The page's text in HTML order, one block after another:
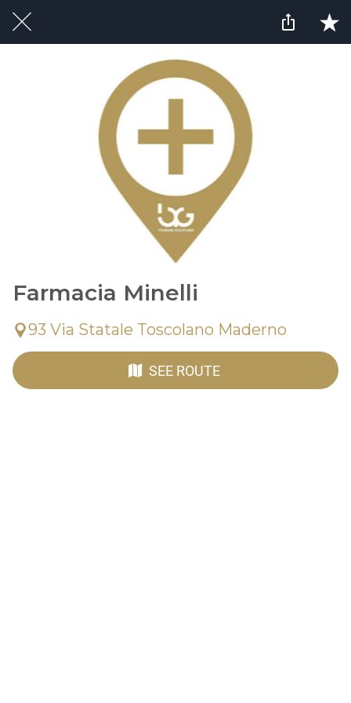
Farmacia Minelli
93 Via Statale Toscolano Maderno
SEE ROUTE